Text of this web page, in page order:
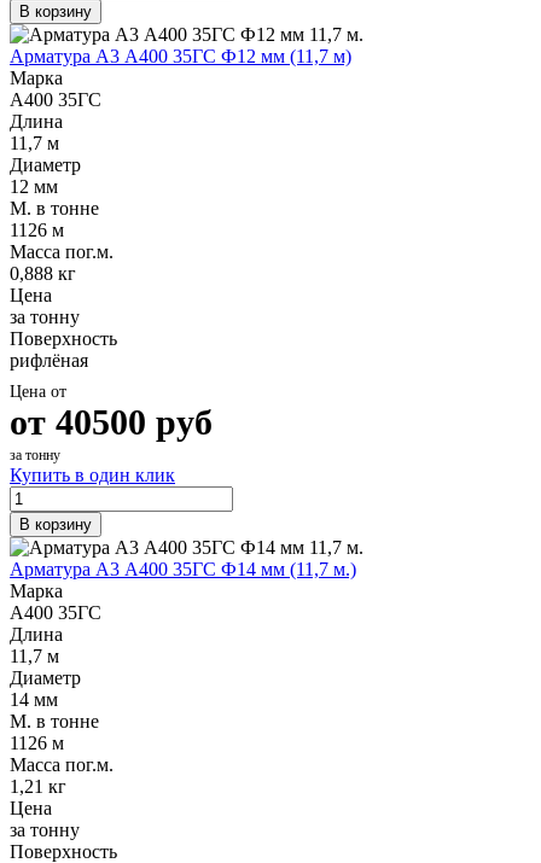
В корзину
Арматура А3 А400 35ГС Ф12 мм (11,7 м)
Марка
А400 35ГС
Длина
11,7 м
Диаметр
12 мм
М. в тонне
1126 м
Масса пог.м.
0,888 кг
Цена
за тонну
Поверхность
рифлёная
Цена от
от 40500 руб
за тонну
Купить в один клик
В корзину
Арматура А3 А400 35ГС Ф14 мм (11,7 м.)
Марка
А400 35ГС
Длина
11,7 м
Диаметр
14 мм
М. в тонне
1126 м
Масса пог.м.
1,21 кг
Цена
за тонну
Поверхность